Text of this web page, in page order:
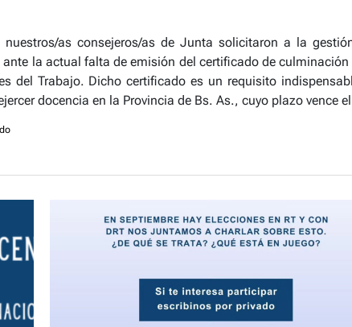
as consejeros/as de Junta solicitaron a la
la actual falta de emisión del certificado de culminación
del Trabajo. Dicho certificado es un requisito
docencia en la Provincia de Bs. As., cuyo plazo vence